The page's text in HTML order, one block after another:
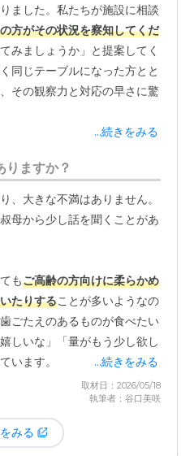
ました。私たちが施設に相談
方がその状況を察知してくだ
みましょうか」と提案してく
同じテーブルになった方とと
その観察力と対応の早さに驚
我の状況を確認してくださっ
きますが、どうされます
いところまで先回りして提案
本当に助けられました。家族
施設全体がとても明るい雰囲
そうですが、何よりスタッフ
す。
本当に明るく、ニコニコ
りで、申し分ない
です。
の中で、温かい雰囲気を感じ
家族が訪問した際も、いつも
で、安心して叔母を任せられ
...続きをみる
りますか？
、大きな不満はありません。
母から少し話を聞くことがあ
もご高齢の方向けに柔らかめ
たりすることが多いようなの
ごたえのあるものが食べたい
しいな」「量がもう少し欲し
います。
強いこだわりがあるタイプで
としても、毎日作っていただ
あると考えています。食事以
...続きをみる
取材日：2026/05/18
執筆者：谷口美咲
みる